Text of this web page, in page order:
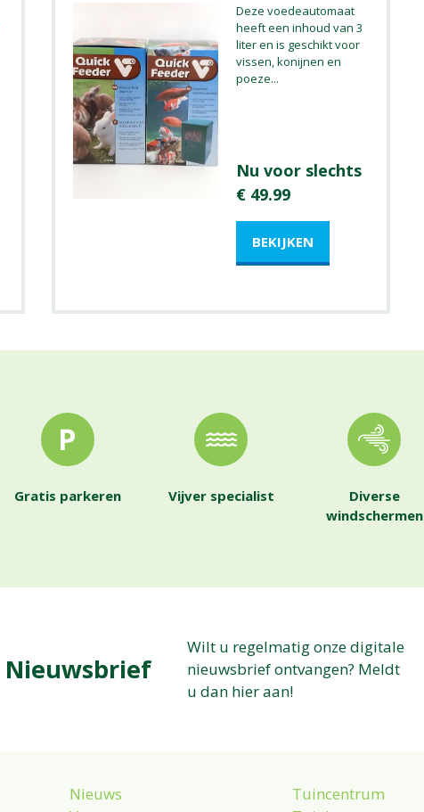
Deze voedeautomaat
heeft een inhoud van 3
liter en is geschikt voor
vissen, konijnen en
poeze...
Nu voor slechts
€ 49.99
Gratis parkeren Vijver specialist
Diverse
windschermen
Nieuwsbrief
Wilt u regelmatig onze digitale
nieuwsbrief ontvangen? Meldt
u dan hier aan!
Nieuws
Tuincentrum